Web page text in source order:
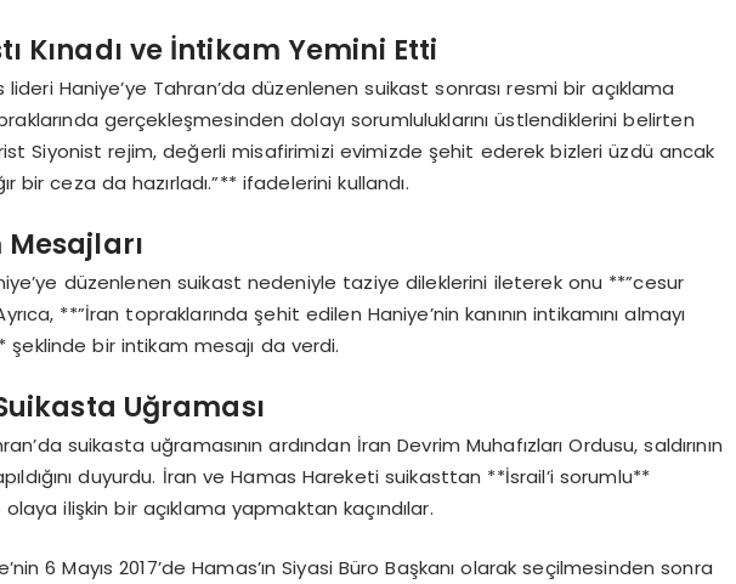
Kınadı ve İntikam Yemini Etti
Haniye’ye Tahran’da düzenlenen suikast sonrası resmi bir açıklama
gerçekleşmesinden dolayı sorumluluklarını üstlendiklerini belirten
Siyonist rejim, değerli misafirimizi evimizde şehit ederek bizleri üzdü ancak
bir ceza da hazırladı.”** ifadelerini kullandı.
düzenlenen suikast nedeniyle taziye dileklerini ileterek onu **”cesur
**”İran topraklarında şehit edilen Haniye’nin kanının intikamını almayı
şeklinde bir intikam mesajı da verdi.
Uğraması
suikasta uğramasının ardından İran Devrim Muhafızları Ordusu, saldırının
duyurdu. İran ve Hamas Hareketi suikasttan **İsrail’i sorumlu**
ilişkin bir açıklama yapmaktan kaçındılar.
6 Mayıs 2017’de Hamas’ın Siyasi Büro Başkanı olarak seçilmesinden sonra